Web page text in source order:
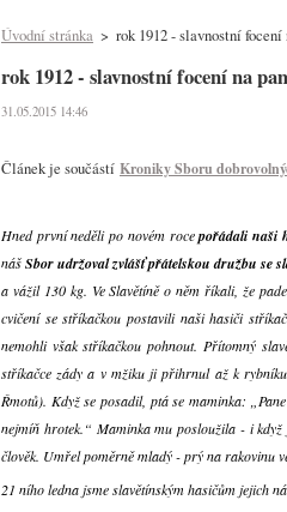
Úvodní stránka > rok 1912 - slavnostní
rok 1912 - slavnostní focení na
31.05.2015 14:46
Článek je součástí Kroniky Sboru
Hned první neděli po novém rocepořádali naši
nášSbor udržoval zvlášť přátelskou družbu se
a vážil 130 kg. Ve Slavětíně o něm říkali, že
cvičení se stříkačkou postavili naši hasiči
nemohli však stříkačkou pohnout. Přítomný
stříkačce zády a v mžiku ji přihrnul až k
Řmotů). Když se posadil, ptá se maminka:
nejmíň hrotek.“ Maminka mu posloužila - i
člověk. Umřel poměrně mladý - prý na rakovinu
21 ního ledna jsme slavětínským hasičům jejich